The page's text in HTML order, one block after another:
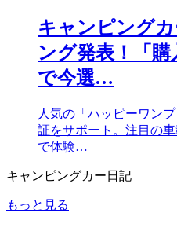
キャンピング
ング発表！「購
で今選…
人気の「ハッピーワン
証をサポート。注目の
で体験…
キャンピングカー日記
もっと見る